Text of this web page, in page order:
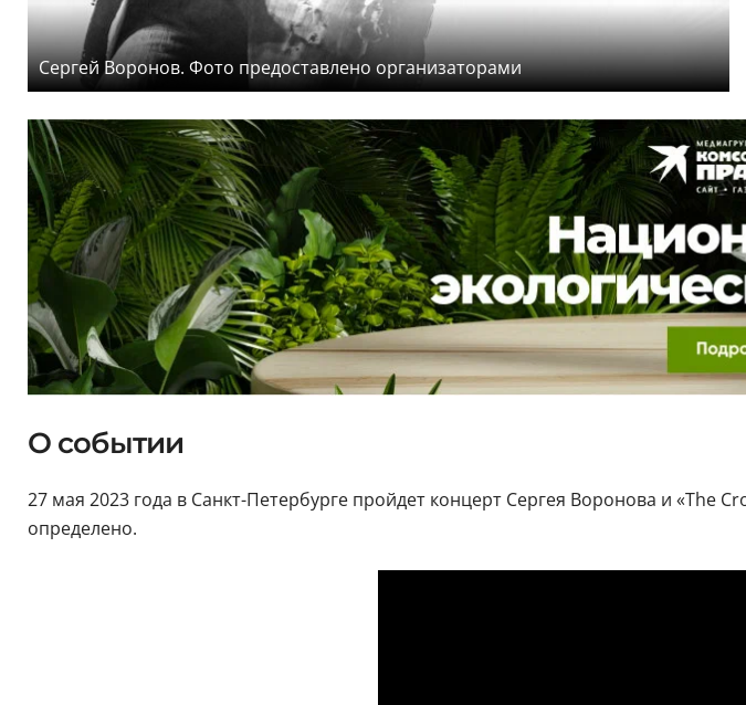
Сергей Воронов. Фото предоставлено организаторами
О событии
27 мая 2023 года в Санкт-Петербурге пройдет концерт Сергея Воронова и «The
определено.